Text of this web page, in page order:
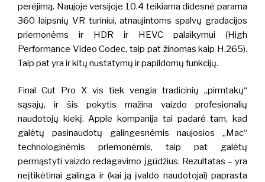
perėjimą. Naujoje versijoje 10.4 teikiama didesnė parama
360 laipsnių VR turiniui, atnaujintoms spalvų gradacijos
priemonėms ir HDR ir HEVC palaikymui (High
Performance Video Codec, taip pat žinomas kaip H.265).
Taip pat yra ir kitų nustatymų ir papildomų funkcijų.
Final Cut Pro X vis tiek vengia tradicinių „pirmtakų“
sąsajų, ir šis pokytis mažina vaizdo profesionalių
naudotojų kiekį. Apple kompanija tai padarė tam, kad
galėtų pasinaudotų galingesnėmis naujosios „Mac“
technologinėmis priemonėmis, taip pat galėtų
permąstyti vaizdo redagavimo įgūdžius. Rezultatas – yra
neįtikėtinai galinga ir (kai ją įvaldo naudotojai) paprasta